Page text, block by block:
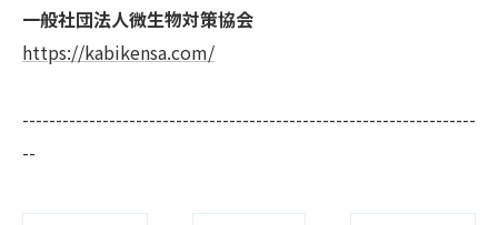
一般社団法人微生物対策協会
https://kabikensa.com/
--------------------------------------------------------------------
--